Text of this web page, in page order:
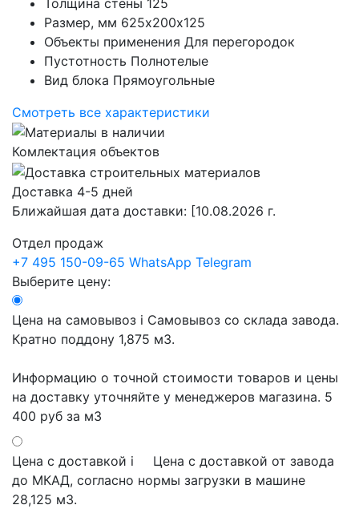
Размер, мм 625х200х125
Объекты применения Для перегородок
Пустотность Полнотелые
Вид блока Прямоугольные
Смотреть все характеристики
Комлектация объектов
Доставка 4-5 дней
Ближайшая дата доставки: [10.08.2026 г.
Отдел продаж
+7 495 150-09-65 WhatsApp Telegram
Выберите цену:
Цена на самовывоз i Самовывоз со склада завода.
Кратно поддону 1,875 м3.
Информацию о точной стоимости товаров и цены
на доставку уточняйте у менеджеров магазина. 5
400 руб за м3
Цена с доставкой i
Цена с доставкой от завода
до МКАД, согласно нормы загрузки в машине
28,125 м3.